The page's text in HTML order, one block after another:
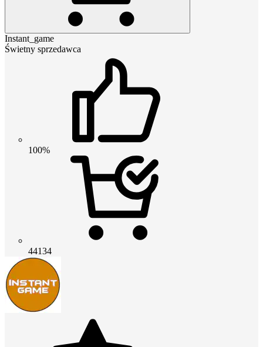
Instant_game
Świetny sprzedawca
100%
44134